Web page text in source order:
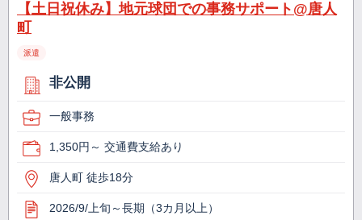
【土日祝休み】地元球団での事務サポート@唐人
町
派遣
非公開
一般事務
1,350円～ 交通費支給あり
唐人町 徒歩18分
2026/9/上旬～長期（3カ月以上）